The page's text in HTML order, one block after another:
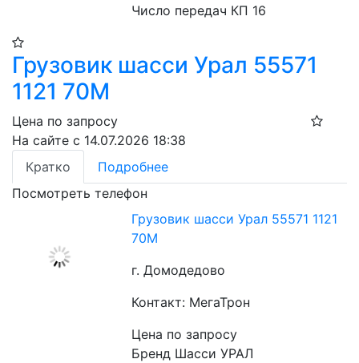
Число передач КП 16
Грузовик шасси Урал 55571
1121 70М
Цена по запросу
На сайте с 14.07.2026 18:38
Кратко
Подробнее
Посмотреть телефон
Грузовик шасси Урал 55571 1121
70М
г. Домодедово
Контакт: МегаТрон
Цена по запросу
Бренд Шасси УРАЛ